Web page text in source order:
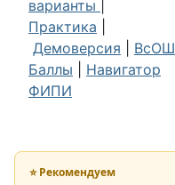
варианты
Практика
Демоверсия
ВсОШ
Баллы
Навигатор
ФИПИ
⭐ Рекомендуем